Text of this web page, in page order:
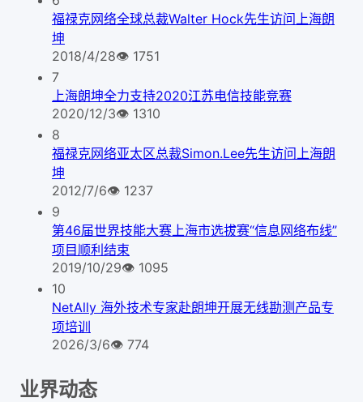
福禄克网络全球总裁Walter Hock先生访问上海朗
坤
2018/4/28👁 1751
7
上海朗坤全力支持2020江苏电信技能竞赛
2020/12/3👁 1310
8
福禄克网络亚太区总裁Simon.Lee先生访问上海朗
坤
2012/7/6👁 1237
9
第46届世界技能大赛上海市选拔赛“信息网络布线”
项目顺利结束
2019/10/29👁 1095
10
NetAlly 海外技术专家赴朗坤开展无线勘测产品专
项培训
2026/3/6👁 774
业界动态